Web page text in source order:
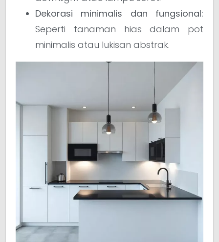
Dekorasi minimalis dan fungsional:
Seperti tanaman hias dalam pot
minimalis atau lukisan abstrak.